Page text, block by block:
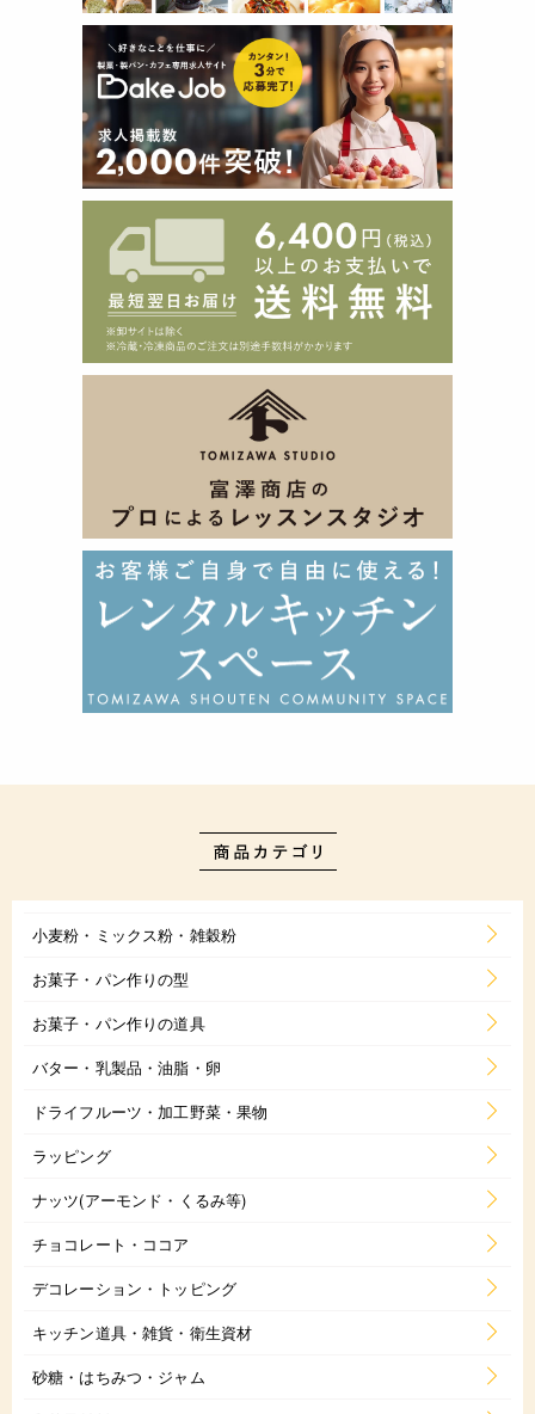
小麦粉・ミックス粉・雑穀粉
お菓子・パン作りの型
お菓子・パン作りの道具
バター・乳製品・油脂・卵
ドライフルーツ・加工野菜・果物
ラッピング
ナッツ(アーモンド・くるみ等)
チョコレート・ココア
デコレーション・トッピング
キッチン道具・雑貨・衛生資材
砂糖・はちみつ・ジャム